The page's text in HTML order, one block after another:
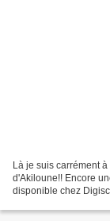
Là je suis carrément
d'Akiloune!! Encore
disponible chez